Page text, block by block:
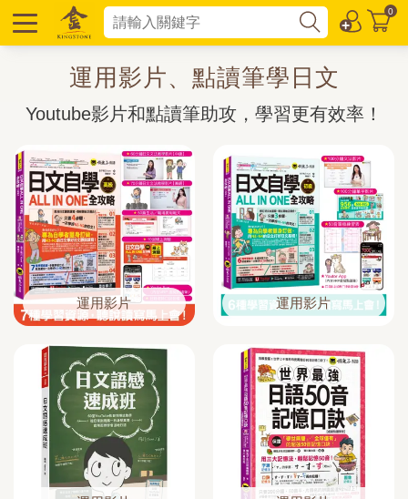
0
運用影片、點讀筆學日文
Youtube影片和點讀筆助攻，學習更有效率！
運用影片 運用影片